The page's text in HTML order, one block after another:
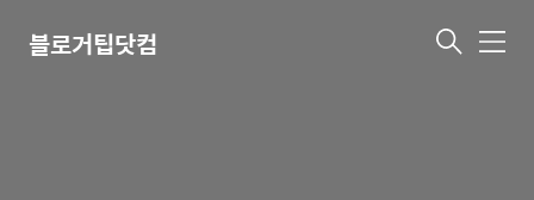
블로거팁닷컴 메